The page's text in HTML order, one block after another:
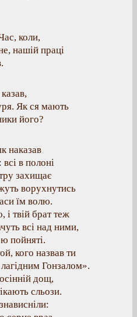
коли,
нашій праці
Як ся мають
його?
наказав
в полоні
захищає
ворухнутись
їм волю.
і твій брат теж
всі над ними,
пойняті.
кого назвав ти
Гонзалом».
дощ,
сльози.